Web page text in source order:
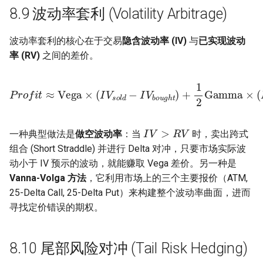
8.9 波动率套利 (Volatility Arbitrage)
波动率套利的核心在于交易隐含波动率 (IV) 与已实现波动
率 (RV) 之间的差价。
+1
一种典型做法是做空波动率 ：当
时，卖出跨式
组合 (Short Straddle) 并进行 Delta 对冲，只要市场实际波
动小于 IV 预示的波动，就能赚取 Vega 差价。另一种是
Vanna-Volga 方法，它利用市场上的三个主要报价（ATM,
25-Delta Call, 25-Delta Put）来构建整个波动率曲面，进而
寻找定价错误的期权。
8.10 尾部风险对冲 (Tail Risk Hedging)